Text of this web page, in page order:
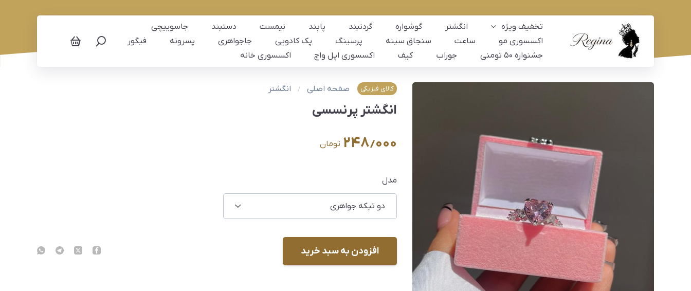
تخفیف ویژه انگشتر گوشواره گردنبند پابند نیمست دستبند
جاسوییچی
اکسسوری مو
ساعت سنجاق سینه پرسینگ پک کادویی جاجواهری پسرونه
فیگور
جشنواره ۵۰ تومنی
جوراب کیف اکسسوری اپل واچ اکسسوری خانه
کالای فیزیکی صفحه اصلی انگشتر
انگشتر پرنسسی
۲۴۸٫۰۰۰ تومان
مدل
دو تیکه جواهری
افزودن به سبد خرید